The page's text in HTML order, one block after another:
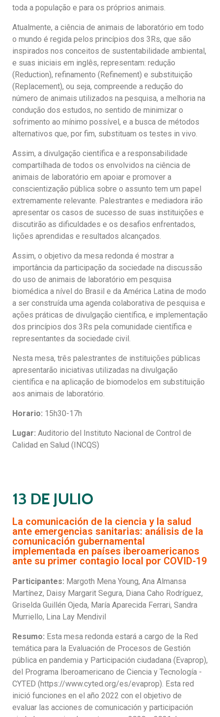
toda a população e para os próprios animais.
Atualmente, a ciência de animais de laboratório em todo
o mundo é regida pelos princípios dos 3Rs, que são
inspirados nos conceitos de sustentabilidade ambiental,
e suas iniciais em inglês, representam: redução
(Reduction), refinamento (Refinement) e substituição
(Replacement), ou seja, compreende a redução do
número de animais utilizados na pesquisa, a melhoria na
condução dos estudos, no sentido de minimizar o
sofrimento ao mínimo possível, e a busca de métodos
alternativos que, por fim, substituam os testes in vivo.
Assim, a divulgação científica e a responsabilidade
compartilhada de todos os envolvidos na ciência de
animais de laboratório em apoiar e promover a
conscientização pública sobre o assunto tem um papel
extremamente relevante. Palestrantes e mediadora irão
apresentar os casos de sucesso de suas instituições e
discutirão as dificuldades e os desafios enfrentados,
lições aprendidas e resultados alcançados.
Assim, o objetivo da mesa redonda é mostrar a
importância da participação da sociedade na discussão
do uso de animais de laboratório em pesquisa
biomédica a nível do Brasil e da América Latina de modo
a ser construída uma agenda colaborativa de pesquisa e
ações práticas de divulgação científica, e implementação
dos princípios dos 3Rs pela comunidade científica e
representantes da sociedade civil.
Nesta mesa, três palestrantes de instituições públicas
apresentarão iniciativas utilizadas na divulgação
científica e na aplicação de biomodelos em substituição
aos animais de laboratório.
Horario: 15h30-17h
Lugar: Auditorio del Instituto Nacional de Control de
Calidad en Salud (INCQS)
13 DE JULIO
La comunicación de la ciencia y la salud
ante emergencias sanitarias: análisis de la
comunicación gubernamental
implementada en países iberoamericanos
ante su primer contagio local por COVID-19
Participantes: Margoth Mena Young, Ana Almansa
Martínez, Daisy Margarit Segura, Diana Caho Rodríguez,
Griselda Guillén Ojeda, María Aparecida Ferrari, Sandra
Murriello, Lina Lay Mendivil
Resumo: Esta mesa redonda estará a cargo de la Red
temática para la Evaluación de Procesos de Gestión
pública en pandemia y Participación ciudadana (Evaprop),
del Programa Iberoamericano de Ciencia y Tecnología -
CYTED (https://www.cyted.org/es/evaprop). Esta red
inició funciones en el año 2022 con el objetivo de
evaluar las acciones de comunicación y participación